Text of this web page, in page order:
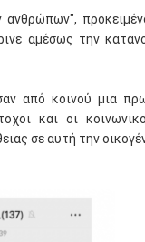
ανθρώπων",
αμέσως την
από κοινού μια
και οι
σε αυτή την